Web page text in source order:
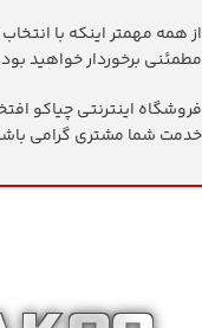
از همه مهمتر اینکه با
مطمئنی برخوردار خواهید
فروشگاه اینترنتی چیاکو
خدمت شما مشتری گرامی